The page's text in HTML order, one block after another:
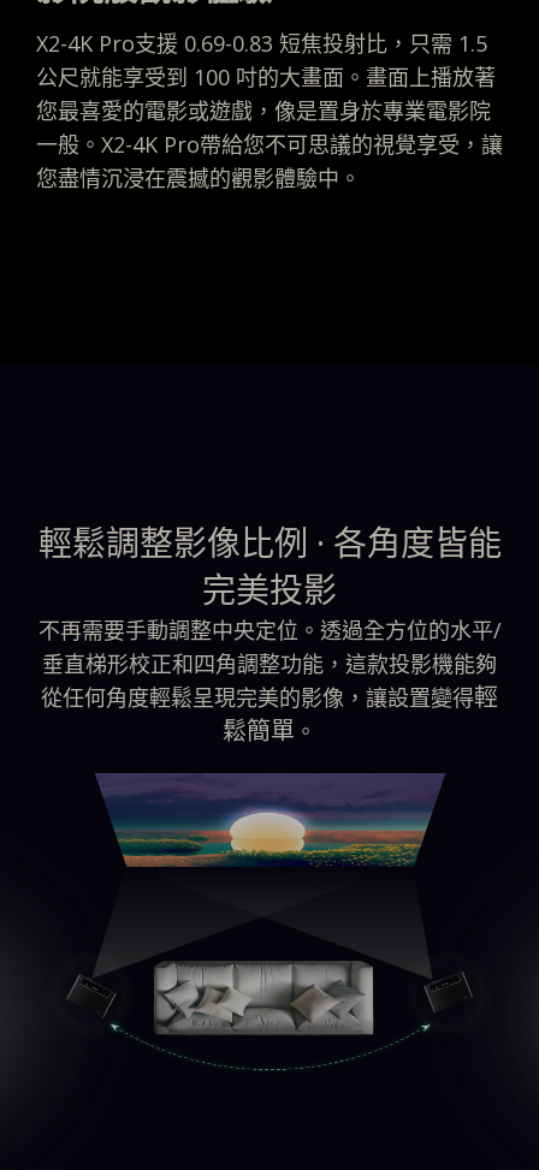
X2-4K Pro支援 0.69-0.83 短焦投射比，只需 1.5
公尺就能享受到 100 吋的大畫面。畫面上播放著
您最喜愛的電影或遊戲，像是置身於專業電影院
一般。X2-4K Pro帶給您不可思議的視覺享受，讓
您盡情沉浸在震撼的觀影體驗中。
輕鬆調整影像比例 · 各角度皆能
完美投影
不再需要手動調整中央定位。透過全方位的水平/
垂直梯形校正和四角調整功能，這款投影機能夠
從任何角度輕鬆呈現完美的影像，讓設置變得輕
鬆簡單 。